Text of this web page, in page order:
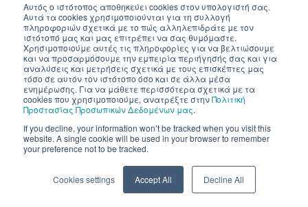
Αυτός ο ιστότοπος αποθηκεύει cookies στον υπολογιστή σας.
Αυτά τα cookies χρησιμοποιούνται για τη συλλογή
πληροφοριών σχετικά με το πώς αλληλεπιδράτε με τον
ιστότοπό μας και μας επιτρέπει να σας θυμόμαστε.
Χρησιμοποιούμε αυτές τις πληροφορίες για να βελτιώσουμε
και να προσαρμόσουμε την εμπειρία περιήγησής σας και για
αναλύσεις και μετρήσεις σχετικά με τους επισκέπτες μας
τόσο σε αυτόν τον ιστότοπο όσο και σε άλλα μέσα
ενημέρωσης. Για να μάθετε περισσότερα σχετικά με τα
cookies που χρησιμοποιούμε, ανατρέξτε στηνΠολιτική
Προστασίας Προσωπικών Δεδομένων μας.
If you decline, your information won’t be tracked when you visit this
website. A single cookie will be used in your browser to remember
your preference not to be tracked.
Cookies settings Accept All Decline All